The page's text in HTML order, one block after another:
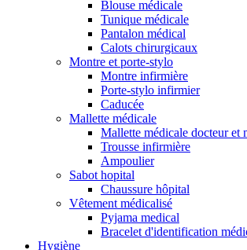
Blouse médicale
Tunique médicale
Pantalon médical
Calots chirurgicaux
Montre et porte-stylo
Montre infirmière
Porte-stylo infirmier
Caducée
Mallette médicale
Mallette médicale docteur et
Trousse infirmière
Ampoulier
Sabot hopital
Chaussure hôpital
Vêtement médicalisé
Pyjama medical
Bracelet d'identification
Hygiène